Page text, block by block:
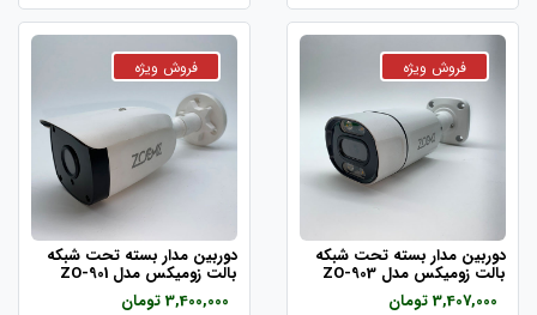
دوربین مدار بسته تحت شبکه
بالت زومیکس مدل ZO-903
3,407,000 تومان
دوربین مدار بسته تحت شبکه
بالت زومیکس مدل ZO-901
3,400,000 تومان